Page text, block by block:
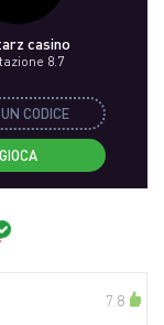
casino
8.7
CODICE
GIOCA
7.8